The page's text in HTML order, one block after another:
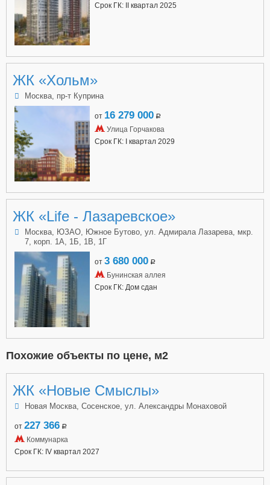
Срок ГК: II квартал 2025
ЖК «Хольм»
Москва, пр-т Куприна
от 16 279 000 a
Улица Горчакова
Срок ГК: I квартал 2029
ЖК «Life - Лазаревское»
Москва, ЮЗАО, Южное Бутово, ул. Адмирала Лазарева, мкр.
7, корп. 1А, 1Б, 1В, 1Г
от 3 680 000 a
Бунинская аллея
Срок ГК: Дом сдан
Похожие объекты по цене, м2
ЖК «Новые Смыслы»
Новая Москва, Сосенское, ул. Александры Монаховой
от 227 366 a
Коммунарка
Срок ГК: IV квартал 2027